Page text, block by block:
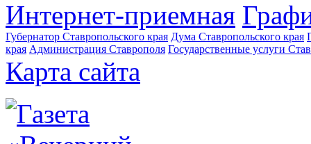
Интернет-приемная
Губернатор Ставропольского края Дума Ставропольского края
края Администрация Ставрополя Государственные услуги
Карта сайта